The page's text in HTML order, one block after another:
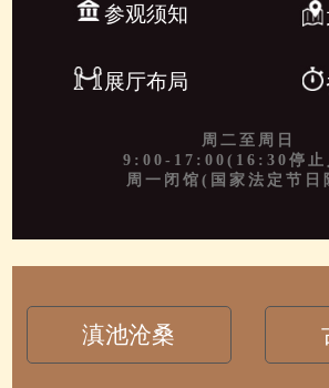
参观须知
展厅布局
周二至周日
9:00-17:00(16:30停止
周一闭馆(国家法定节日
滇池沧桑